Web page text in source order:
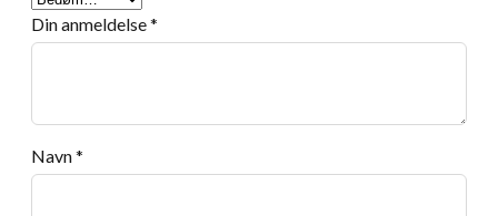
Din anmeldelse*
Navn*